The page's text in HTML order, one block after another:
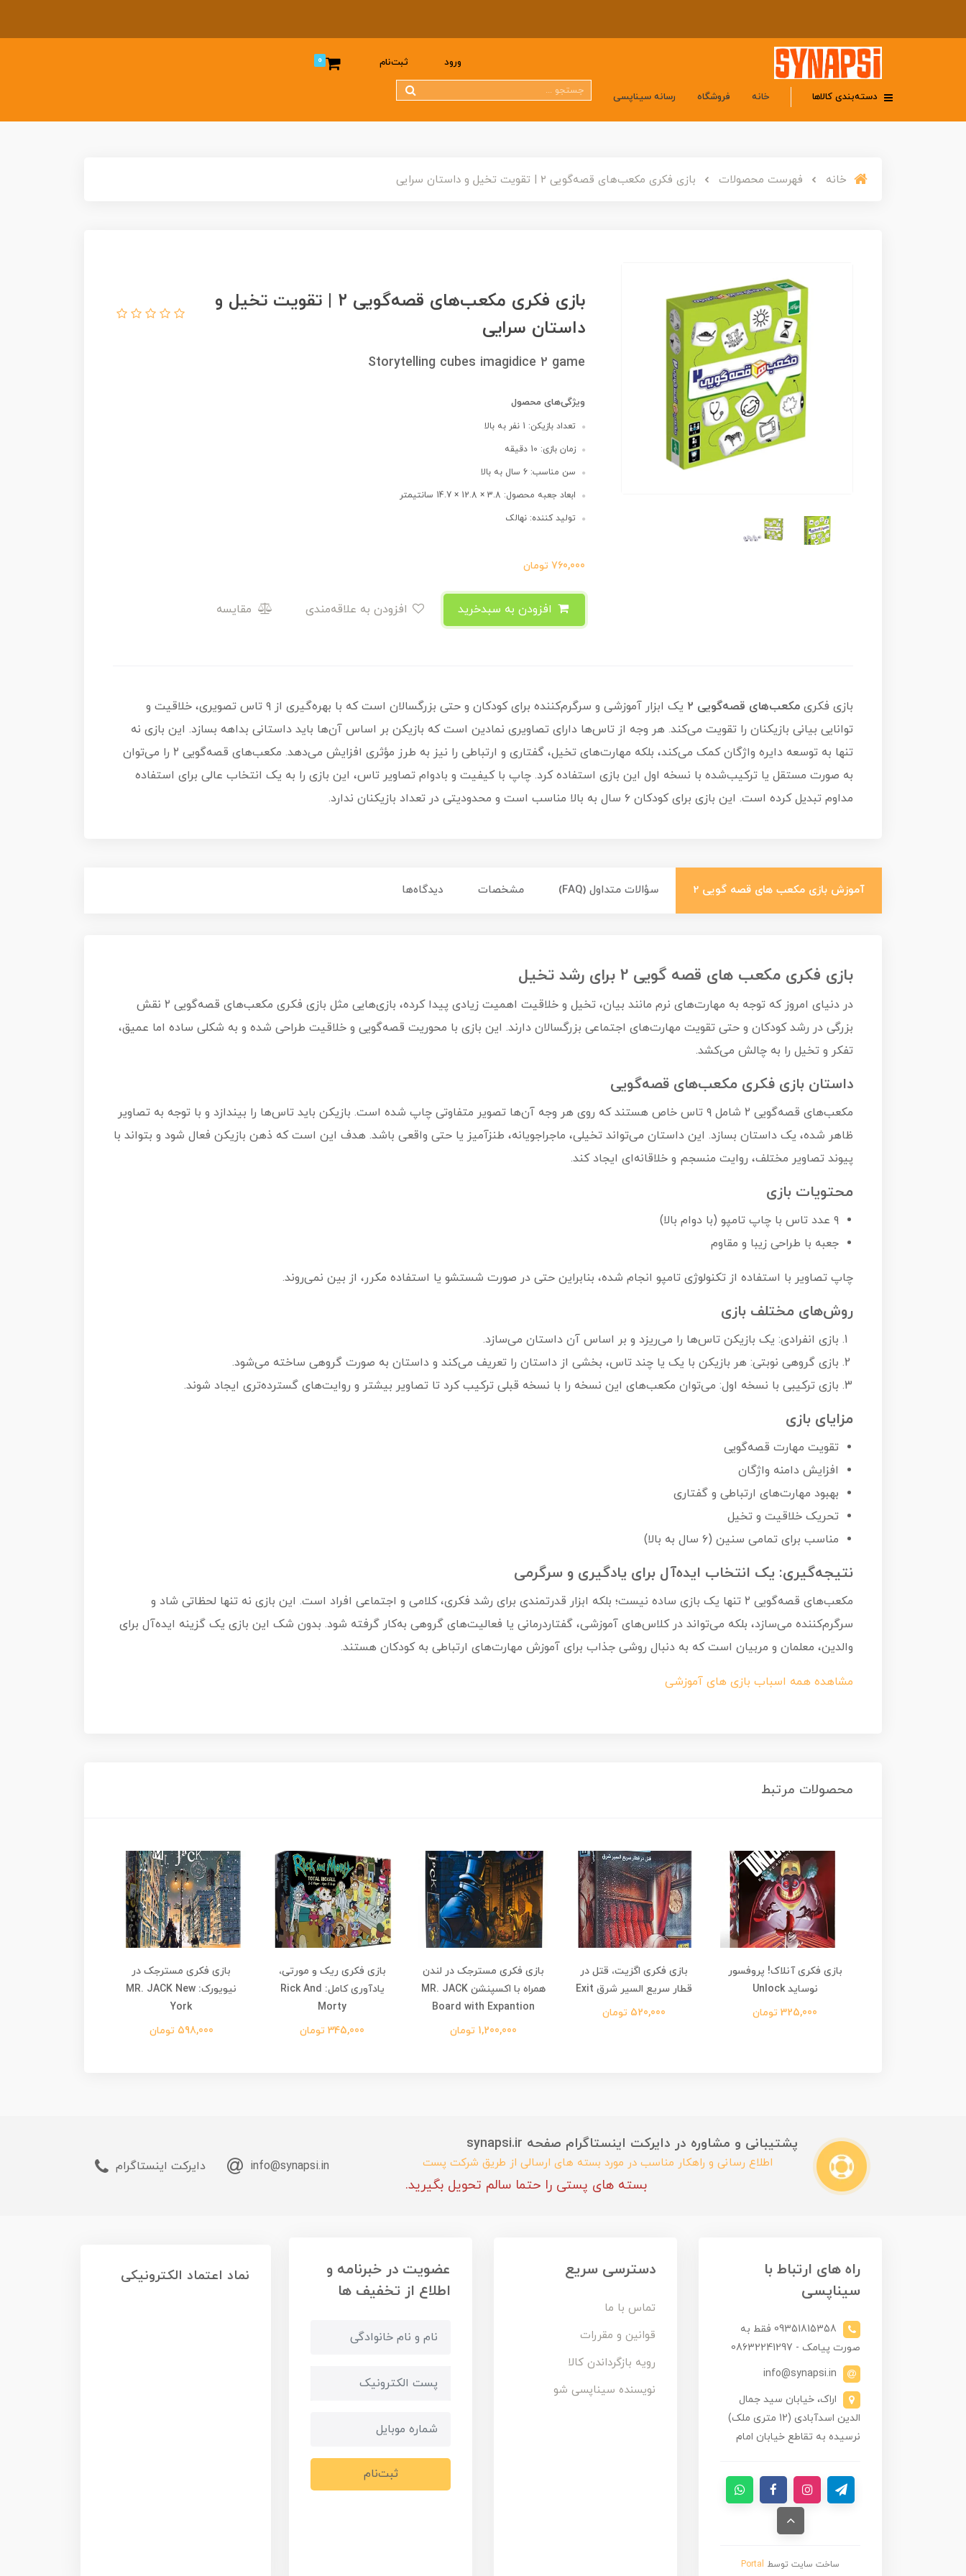
ورود ثبت‌نام 0
دسته‌بندی کالاها خانه فروشگاه رسانه سیناپسی
خانه فهرست محصولات بازی فکری مکعب‌های قصه‌گویی ۲ | تقویت تخیل و داستان سرایی
بازی فکری مکعب‌های قصه‌گویی ۲ | تقویت تخیل و
داستان سرایی
Storytelling cubes imagidice 2 game
ویژگی‌های محصول
تعداد بازیکن: 1 نفر به بالا
زمان بازی: 10 دقیقه
سن مناسب: 6 سال به بالا
ابعاد جعبه محصول: 3.8 × 12.8 × 14.7 سانتیمتر
تولید کننده: نهالک
760,000 تومان
مقایسه
بازی فکری مکعب‌های قصه‌گویی ۲
یک ابزار آموزشی و سرگرم‌کننده برای کودکان و حتی بزرگسالان است که با بهره‌گیری از ۹ تاس تصویری، خلاقیت و
توانایی بیانی بازیکنان را تقویت می‌کند. هر وجه از تاس‌ها دارای تصاویری نمادین است که بازیکن بر اساس آن‌ها باید داستانی بداهه بسازد. این بازی نه
تنها به توسعه دایره واژگان کمک می‌کند، بلکه مهارت‌های تخیل، گفتاری و ارتباطی را نیز به طرز مؤثری افزایش می‌دهد. مکعب‌های قصه‌گویی ۲ را می‌توان
به صورت مستقل یا ترکیب‌شده با نسخه اول این بازی استفاده کرد. چاپ با کیفیت و بادوام تصاویر تاس، این بازی را به یک انتخاب عالی برای استفاده
مداوم تبدیل کرده است. این بازی برای کودکان ۶ سال به بالا مناسب است و محدودیتی در تعداد بازیکنان ندارد.
آموزش بازی مکعب های قصه گویی 2 سؤالات متداول (FAQ) مشخصات دیدگاه‌ها
بازی فکری مکعب های قصه گویی 2 برای رشد تخیل
در دنیای امروز که توجه به مهارت‌های نرم مانند بیان، تخیل و خلاقیت اهمیت زیادی پیدا کرده، بازی‌هایی مثل بازی فکری مکعب‌های قصه‌گویی ۲ نقش
بزرگی در رشد کودکان و حتی تقویت مهارت‌های اجتماعی بزرگسالان دارند. این بازی با محوریت قصه‌گویی و خلاقیت طراحی شده و به شکلی ساده اما عمیق،
تفکر و تخیل را به چالش می‌کشد.
داستان بازی فکری مکعب‌های قصه‌گویی
مکعب‌های قصه‌گویی ۲ شامل ۹ تاس خاص هستند که روی هر وجه آن‌ها تصویر متفاوتی چاپ شده است. بازیکن باید تاس‌ها را بیندازد و با توجه به تصاویر
ظاهر شده، یک داستان بسازد. این داستان می‌تواند تخیلی، ماجراجویانه، طنزآمیز یا حتی واقعی باشد. هدف این است که ذهن بازیکن فعال شود و بتواند با
پیوند تصاویر مختلف، روایت منسجم و خلاقانه‌ای ایجاد کند.
محتویات بازی
۹ عدد تاس با چاپ تامپو (با دوام بالا)
جعبه با طراحی زیبا و مقاوم
چاپ تصاویر با استفاده از تکنولوژی تامپو انجام شده، بنابراین حتی در صورت شستشو یا استفاده مکرر، از بین نمی‌روند.
روش‌های مختلف بازی
بازی انفرادی: یک بازیکن تاس‌ها را می‌ریزد و بر اساس آن داستان می‌سازد.
بازی گروهی نوبتی: هر بازیکن با یک یا چند تاس، بخشی از داستان را تعریف می‌کند و داستان به صورت گروهی ساخته می‌شود.
بازی ترکیبی با نسخه اول: می‌توان مکعب‌های این نسخه را با نسخه قبلی ترکیب کرد تا تصاویر بیشتر و روایت‌های گسترده‌تری ایجاد شوند.
مزایای بازی
تقویت مهارت قصه‌گویی
افزایش دامنه واژگان
بهبود مهارت‌های ارتباطی و گفتاری
تحریک خلاقیت و تخیل
مناسب برای تمامی سنین (۶ سال به بالا)
نتیجه‌گیری: یک انتخاب ایده‌آل برای یادگیری و سرگرمی
مکعب‌های قصه‌گویی ۲ تنها یک بازی ساده نیست؛ بلکه ابزار قدرتمندی برای رشد فکری، کلامی و اجتماعی افراد است. این بازی نه تنها لحظاتی شاد و
سرگرم‌کننده می‌سازد، بلکه می‌تواند در کلاس‌های آموزشی، گفتاردرمانی یا فعالیت‌های گروهی به‌کار گرفته شود. بدون شک این بازی یک گزینه ایده‌آل برای
والدین، معلمان و مربیان است که به دنبال روشی جذاب برای آموزش مهارت‌های ارتباطی به کودکان هستند.
مشاهده همه اسباب بازی های آموزشی
محصولات مرتبط
بازی فکری آنلاک! پروفسور
نوساید Unlock
325,000 تومان
بازی فکری اگزیت، قتل در
قطار سریع السیر شرق Exit
520,000 تومان
بازی فکری مسترجک در لندن
همراه با اکسپنشن MR. JACK
Board with Expantion
1,200,000 تومان
بازی فکری ریک و مورتی،
یادآوری کامل: Rick And
Morty
345,000 تومان
بازی فکری مسترجک در
نیویورک: MR. JACK New
York
598,000 تومان
پشتیبانی و مشاوره در دایرکت اینستاگرام صفحه synapsi.ir
اطلاع رسانی و راهکار مناسب در مورد بسته های ارسالی از طریق شرکت پست
بسته های پستی را حتما سالم تحویل بگیرید.
info@synapsi.in دایرکت اینستاگرام
راه های ارتباط با
سیناپسی
09351815358 فقط به
صورت پیامک - 08632241297
info@synapsi.in
اراک، خیابان سید جمال
الدین اسدآبادی (12 متری ملک)
نرسیده به تقاطع خیابان امام
ساخت سایت توسط Portal
دسترسی سریع
تماس با ما
قوانین و مقررات
رویه بازگرداندن کالا
نویسنده سیناپسی شو
عضویت در خبرنامه و
اطلاع از تخفیف ها
ثبت‌نام
نماد اعتماد الکترونیکی